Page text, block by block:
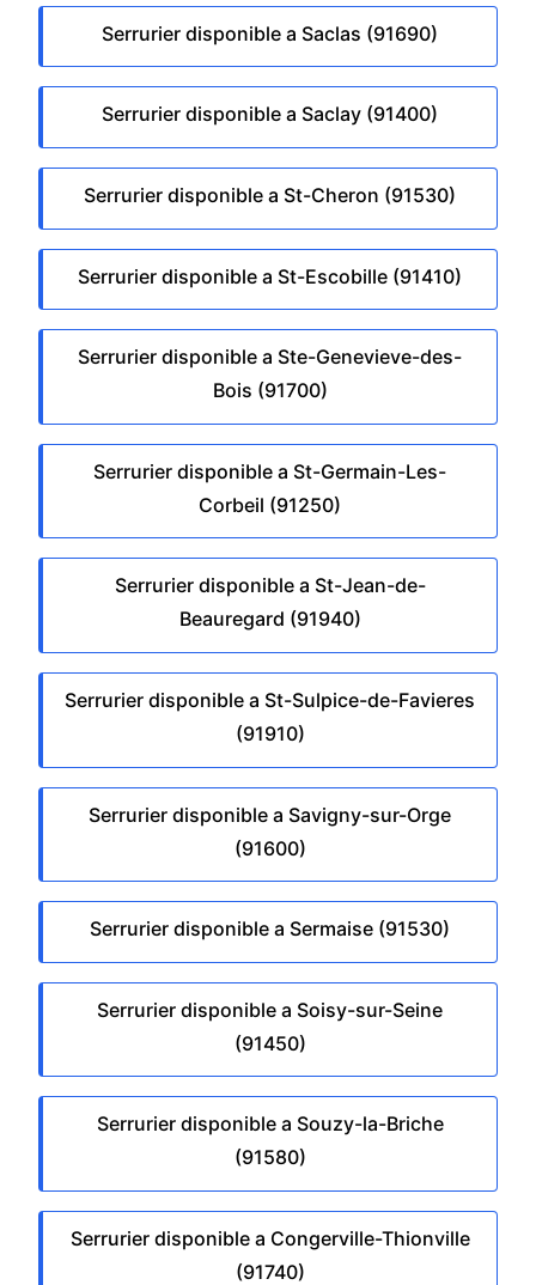
Serrurier disponible a Saclas (91690)
Serrurier disponible a Saclay (91400)
Serrurier disponible a St-Cheron (91530)
Serrurier disponible a St-Escobille (91410)
Serrurier disponible a Ste-Genevieve-des-
Bois (91700)
Serrurier disponible a St-Germain-Les-
Corbeil (91250)
Serrurier disponible a St-Jean-de-
Beauregard (91940)
Serrurier disponible a St-Sulpice-de-Favieres
(91910)
Serrurier disponible a Savigny-sur-Orge
(91600)
Serrurier disponible a Sermaise (91530)
Serrurier disponible a Soisy-sur-Seine
(91450)
Serrurier disponible a Souzy-la-Briche
(91580)
Serrurier disponible a Congerville-Thionville
(91740)